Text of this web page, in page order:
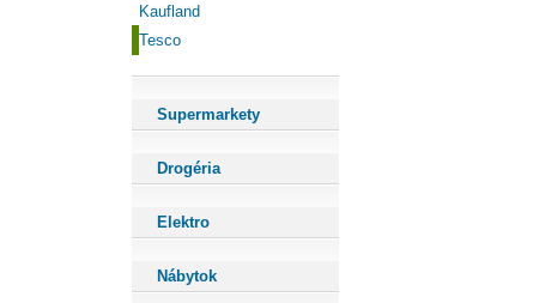
Kaufland
Tesco
Supermarkety
Drogéria
Elektro
Nábytok